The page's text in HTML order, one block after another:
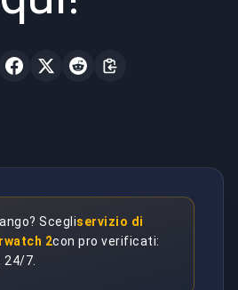
Scegliservizio di
2con pro verificati:
24/7.